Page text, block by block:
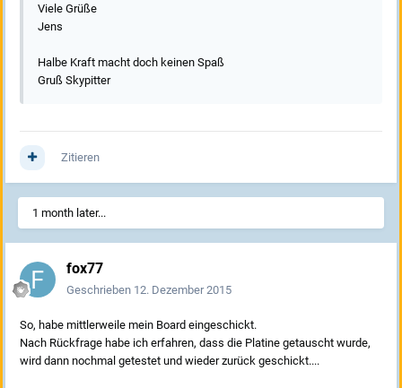
Viele Grüße
Jens
Halbe Kraft macht doch keinen Spaß
Gruß Skypitter
Zitieren
1 month later...
fox77
Geschrieben 12. Dezember 2015
So, habe mittlerweile mein Board eingeschickt.
Nach Rückfrage habe ich erfahren, dass die Platine getauscht wurde,
wird dann nochmal getestet und wieder zurück geschickt....